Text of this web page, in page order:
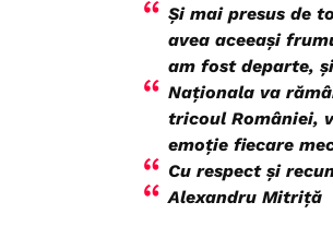
Și mai presus de
avea aceeași
am fost departe,
Naționala va
tricoul României,
emoție fiecare
Cu respect și
Alexandru Mitriță